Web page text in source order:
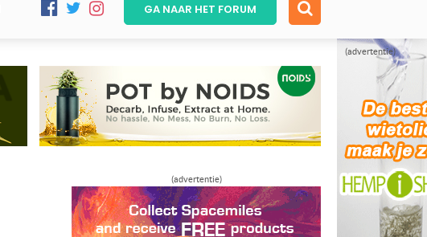
(advertentie)
GA NAAR HET FORUM
(advertentie)